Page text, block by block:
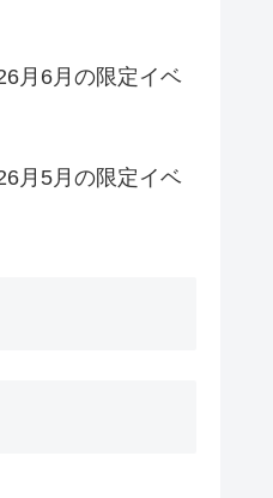
月6月の限定イベ
月5月の限定イベ